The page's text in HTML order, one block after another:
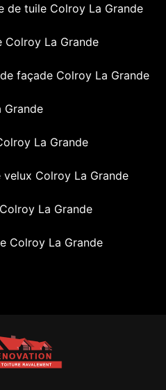
de tuile Colroy La Grande
Colroy La Grande
façade Colroy La Grande
Grande
La Grande
Colroy La Grande
La Grande
Colroy La Grande